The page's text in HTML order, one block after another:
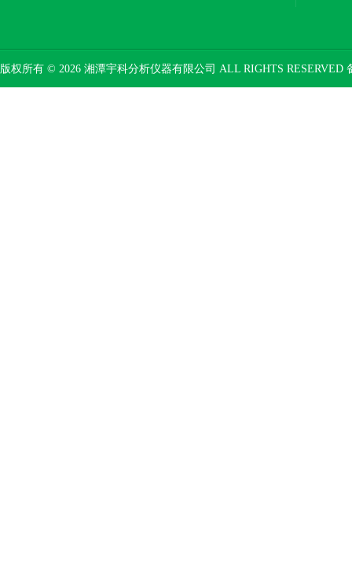
版权所有 © 2026 湘潭宇科分析仪器有限公司 ALL RIGHTS RESERVED